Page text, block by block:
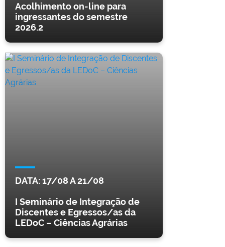
Acolhimento on-line para
ingressantes do semestre
2026.2
DATA:17/08A21/08
I Seminário de Integração de
Discentes e Egressos/as da
LEDoC – Ciências Agrárias